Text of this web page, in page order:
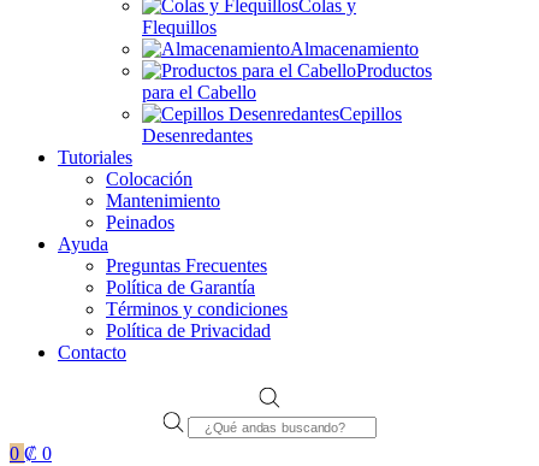
Colas y
Flequillos
Almacenamiento
Productos
para el Cabello
Cepillos
Desenredantes
Tutoriales
Colocación
Mantenimiento
Peinados
Ayuda
Preguntas Frecuentes
Política de Garantía
Términos y condiciones
Política de Privacidad
Contacto
Products
search
0 ₡ 0